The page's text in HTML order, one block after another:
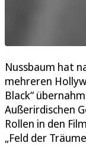
Nussbaum hat
mehreren
Black“
Außerirdischen
Rollen in den
„Feld der